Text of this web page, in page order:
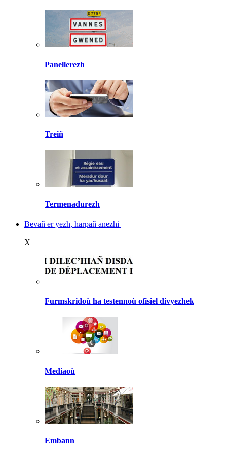
Panellerezh
Treiñ
Termenadurezh
Bevañ er yezh, harpañ anezhi
X
Furmskridoù ha testennoù ofisiel divyezhek
Mediaoù
Embann